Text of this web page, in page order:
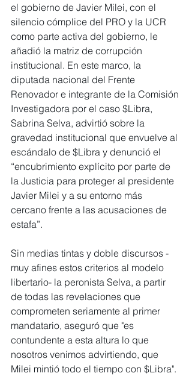
el gobierno de Javier Milei, con el
silencio cómplice del PRO y la UCR
como parte activa del gobierno, le
añadió la matriz de corrupción
institucional. En este marco, la
diputada nacional del Frente
Renovador e integrante de la Comisión
Investigadora por el caso $Libra,
Sabrina Selva, advirtió sobre la
gravedad institucional que envuelve al
escándalo de $Libra y denunció el
“encubrimiento explícito por parte de
la Justicia para proteger al presidente
Javier Milei y a su entorno más
cercano frente a las acusaciones de
estafa”.
Sin medias tintas y doble discursos -
muy afines estos criterios al modelo
libertario- la peronista Selva, a partir
de todas las revelaciones que
comprometen seriamente al primer
mandatario, aseguró que "es
contundente a esta altura lo que
nosotros venimos advirtiendo, que
Milei mintió todo el tiempo con $Libra".